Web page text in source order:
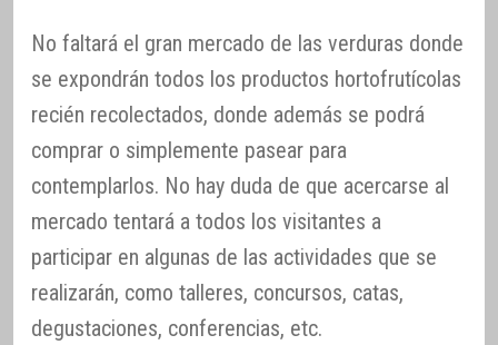
No faltará el gran mercado de las verduras donde
se expondrán todos los productos hortofrutícolas
recién recolectados, donde además se podrá
comprar o simplemente pasear para
contemplarlos. No hay duda de que acercarse al
mercado tentará a todos los visitantes a
participar en algunas de las actividades que se
realizarán, como talleres, concursos, catas,
degustaciones, conferencias, etc.